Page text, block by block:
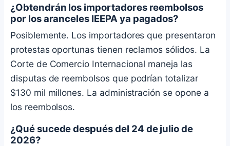
¿Obtendrán los importadores reembolsos
por los aranceles IEEPA ya pagados?
Posiblemente. Los importadores que presentaron
protestas oportunas tienen reclamos sólidos. La
Corte de Comercio Internacional maneja las
disputas de reembolsos que podrían totalizar
$130 mil millones. La administración se opone a
los reembolsos.
¿Qué sucede después del 24 de julio de
2026?